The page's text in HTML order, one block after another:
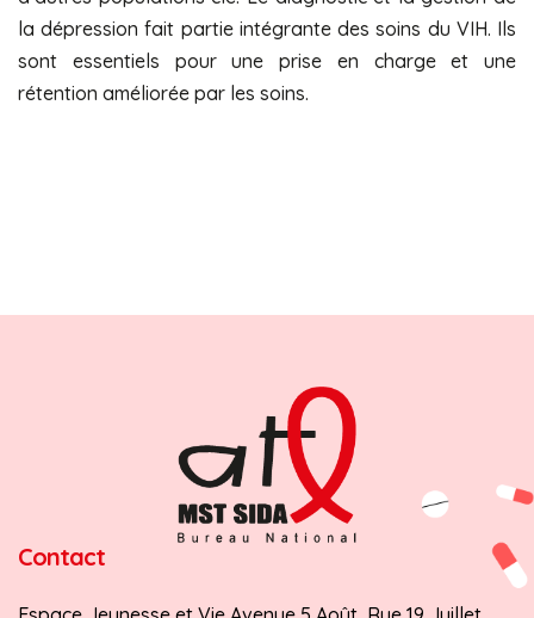
la dépression fait partie intégrante des soins du VIH. Ils
sont essentiels pour une prise en charge et une
rétention améliorée par les soins.
Contact